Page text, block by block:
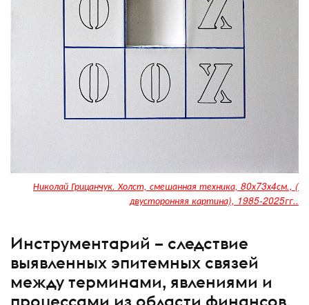
Николай Грицанчук. Холст, смешанная техника, 80х73х4см., (
двусторонняя картина), 1985-2025гг..
Инструментарий – следствие
выявленных эпитемных связей
между терминами, явлениями и